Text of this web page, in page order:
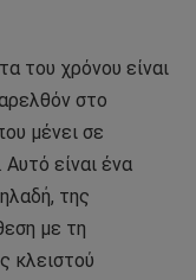
του χρόνου είναι
στο
μένει σε
είναι ένα
της
με τη
κλειστού